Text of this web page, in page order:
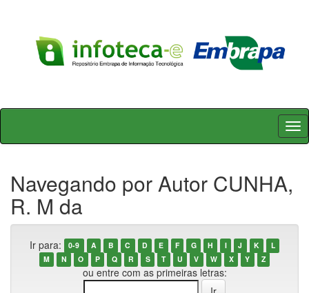
Skip
Navegando por Autor CUNHA,
R. M da
Ir para: 0-9 A B C D E F G H I J K
L
M
N O P Q R S T U V W X Y Z
ou entre com as primeiras letras: